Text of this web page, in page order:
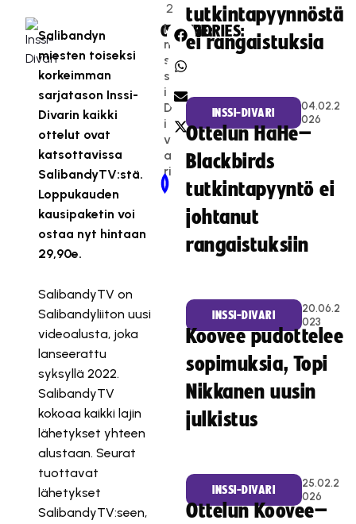
2
Salibandyn
miesten toiseksi
korkeimman
sarjatason Inssi-
Divarin kaikki
ottelut ovat
katsottavissa
SalibandyTV:stä.
Loppukauden
kausipaketin voi
ostaa nyt hintaan
29,90e.
SalibandyTV on
Salibandyliiton uusi
videoalusta, joka
lanseerattu
syksyllä 2022.
SalibandyTV
kokoaa kaikki lajin
lähetykset yhteen
alustaan. Seurat
tuottavat
lähetykset
SalibandyTV:seen,
CATEGORIES:
I
n
s
s
i-
D
i
v
a
ri
SHARE:
Older Post
Newer Post
tutkintapyynnöstä
ei rangaistuksia
INSSI-DIVARI
04.02.2
026
Ottelun HaHe–
Blackbirds
tutkintapyyntö ei
johtanut
rangaistuksiin
INSSI-DIVARI
20.06.2
023
Koovee pudottelee
sopimuksia, Topi
Nikkanen uusin
julkistus
INSSI-DIVARI
25.02.2
026
Ottelun Koovee–